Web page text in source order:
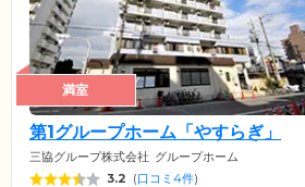
満室
第1グループホーム「やすらぎ」
三協グループ株式会社 グループホーム
3.2 (口コミ4件)